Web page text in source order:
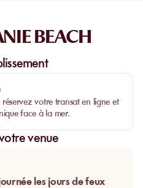
BEACH
réservez votre transat en ligne et
face à la mer.
venue
les jours de feux